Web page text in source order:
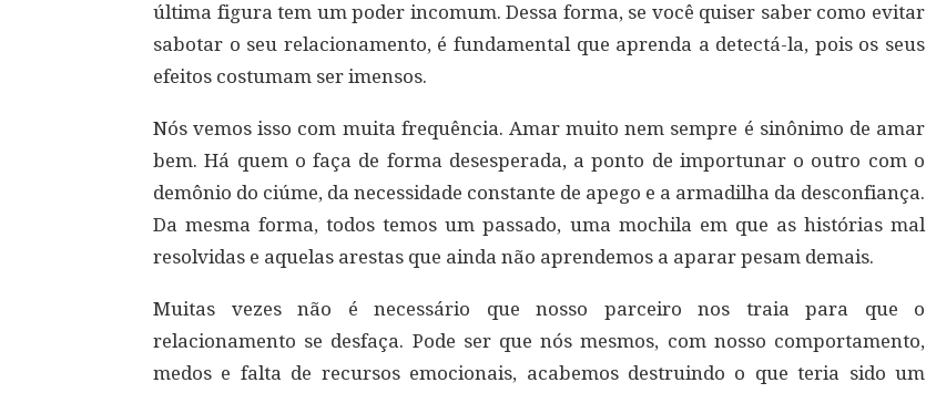
última figura tem um poder incomum. Dessa forma, se você quiser saber como evitar
sabotar o seu relacionamento, é fundamental que aprenda a detectá-la, pois os seus
efeitos costumam ser imensos.
Nós vemos isso com muita frequência. Amar muito nem sempre é sinônimo de amar
bem. Há quem o faça de forma desesperada, a ponto de importunar o outro com o
demônio do ciúme, da necessidade constante de apego e a armadilha da desconfiança.
Da mesma forma, todos temos um passado, uma mochila em que as histórias mal
resolvidas e aquelas arestas que ainda não aprendemos a aparar pesam demais.
Muitas vezes não é necessário que nosso parceiro nos traia para que o
relacionamento se desfaça. Pode ser que nós mesmos, com nosso comportamento,
medos e falta de recursos emocionais, acabemos destruindo o que teria sido um